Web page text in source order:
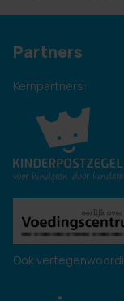
Partners
Kernpartners:
Ook